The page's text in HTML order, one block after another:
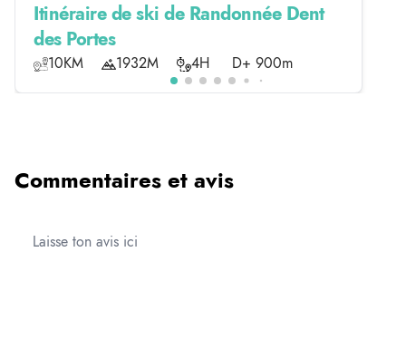
Itinéraire de ski de Randonnée Dent
des Portes
10KM 1932M 4H D+ 900m
Commentaires et avis